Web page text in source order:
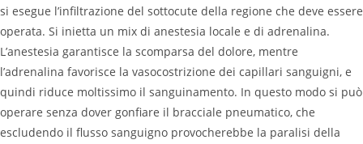
si esegue l’infiltrazione del sottocute della regione che deve essere
operata. Si inietta un mix di anestesia locale e di adrenalina.
L’anestesia garantisce la scomparsa del dolore, mentre
l’adrenalina favorisce la vasocostrizione dei capillari sanguigni, e
quindi riduce moltissimo il sanguinamento. In questo modo si può
operare senza dover gonfiare il bracciale pneumatico, che
escludendo il flusso sanguigno provocherebbe la paralisi della